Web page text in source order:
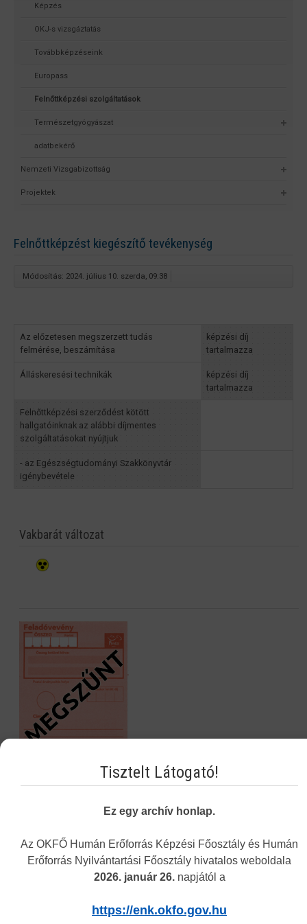
Képzés
OKJ-s vizsgáztatás
Továbbképzéseink
Europass
Felnőttképzési szolgáltatások
Természetgyógyászat
adatbekérő
Nemzeti Vizsgabizottság
Projektek
Felnőttképzést kiegészítő tevékenység
Módosítás: 2024. július 10. szerda, 09:38
Az előzetesen megszerzett tudás
felmérése, beszámítása
képzési díj
tartalmazza
Álláskeresési technikák
képzési díj
tartalmazza
Felnőttképzési szerződést kötött
hallgatóinknak az alábbi díjmentes
szolgáltatásokat nyújtjuk
- az Egészségtudományi Szakkönyvtár
igénybevétele
Vakbarát változat
Képzési Központ hírei
Alap- és Működési Kereső
Tisztelt Látogató!
Ez egy archív honlap.
Az OKFŐ Humán Erőforrás Képzési Főosztály és Humán
Erőforrás Nyilvántartási Főosztály hivatalos weboldala
2026. január 26.napjától a
https://enk.okfo.gov.hu